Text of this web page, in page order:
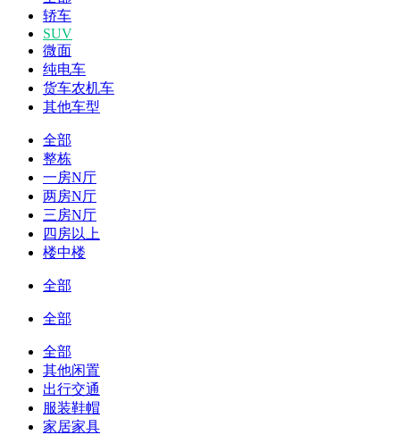
轿车
SUV
微面
纯电车
货车农机车
其他车型
全部
整栋
一房N厅
两房N厅
三房N厅
四房以上
楼中楼
全部
全部
全部
其他闲置
出行交通
服装鞋帽
家居家具